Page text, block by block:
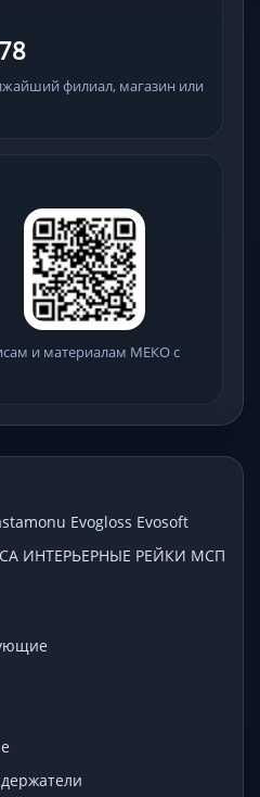
филиал, магазин или
и материалам МЕКО с
Evogloss Evosoft
ИНТЕРЬЕРНЫЕ РЕЙКИ МСП